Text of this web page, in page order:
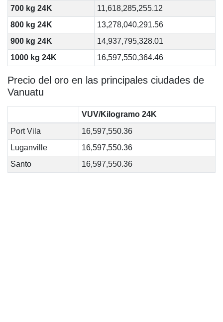
700 kg 24K
11,618,285,255.12
800 kg 24K
13,278,040,291.56
900 kg 24K
14,937,795,328.01
1000 kg 24K
16,597,550,364.46
Precio del oro en las principales ciudades de
Vanuatu
VUV/Kilogramo 24K
Port Vila
16,597,550.36
Luganville
16,597,550.36
Santo
16,597,550.36